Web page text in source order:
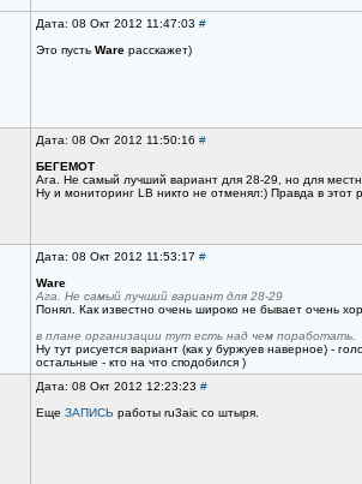
Дата: 08 Окт 2012 11:47:03 #
Это пусть Ware расскажет)
Дата: 08 Окт 2012 11:50:16 #
БЕГЕМОТ
Ага. Не самый лучший вариант для 28-29, но для
Ну и мониторинг LB никто не отменял:) Правда в этот
Дата: 08 Окт 2012 11:53:17 #
Ware
Ага. Не самый лучший вариант для 28-29
Понял. Как известно очень широко не бывает очень
в плане организации тут есть над чем поработать.
Ну тут рисуется вариант (как у буржуев наверное) -
остальные - кто на что сподобился )
Дата: 08 Окт 2012 12:23:23 #
Еще ЗАПИСЬ работы ru3aic со штыря.